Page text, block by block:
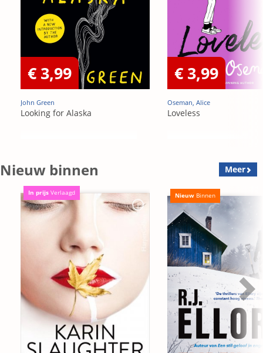
€ 3,99
John Green
Looking for Alaska
€ 3,99
Oseman, Alice
Loveless
Nieuw binnen Meer
In prijs Verlaagd Nieuw Binnen